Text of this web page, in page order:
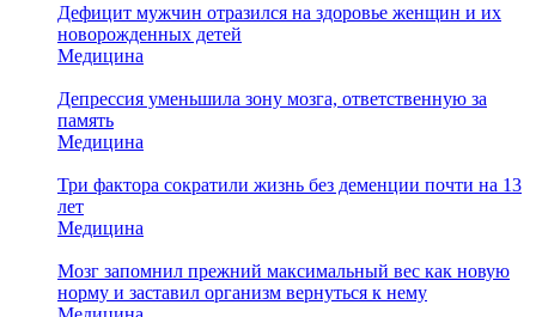
Дефицит мужчин отразился на здоровье женщин и их
новорожденных детей
Медицина
Депрессия уменьшила зону мозга, ответственную за
память
Медицина
Три фактора сократили жизнь без деменции почти на 13
лет
Медицина
Мозг запомнил прежний максимальный вес как новую
норму и заставил организм вернуться к нему